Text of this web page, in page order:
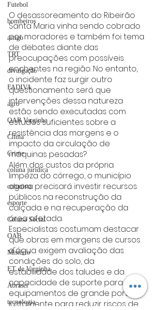
Futebol
bombeiros
artigo
TRT
divulgação
FADIVA
agro
OAB Varginha
Clima
Crime
coluna juridica
colunista
esporte
Coluna Social
OAB
Mistério
ET de Varginha
Abrasel
tecnologia
O desassoreamento do Ribeirão
Santa Maria vinha sendo cobrado
por moradores e também foi tema
de debates diante das
preocupações com possíveis
enchentes na região. No entanto,
o incidente faz surgir outro
questionamento: será que
intervenções dessa natureza
estão sendo executadas com
estudos suficientes sobre a
resistência das margens e o
impacto da circulação de
máquinas pesadas?
Além dos custos da própria
limpeza do córrego, o município
agora precisará investir recursos
públicos na reconstrução da
calçada e na recuperação da
área afetada.
Especialistas costumam destacar
que obras em margens de cursos
d'água exigem avaliação das
condições do solo, da
estabilidade dos taludes e da
capacidade de suporte para
equipamentos de grande porte,
justamente para reduzir riscos de